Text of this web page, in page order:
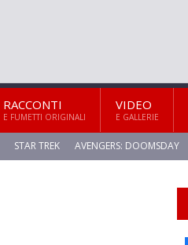
RACCONTI
E FUMETTI ORIGINALI
VIDEO
E GALLERIE
STAR TREK AVENGERS: DOOMSDAY